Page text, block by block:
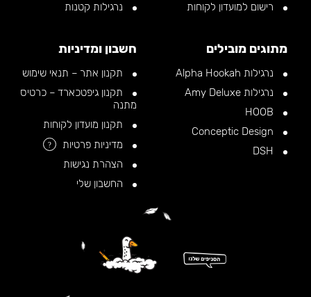
רישום למועדון לקוחות
נרגילות קטנות
מתוגים מובילים
נרגילות Alpha Hookah
נרגילות Amy Deluxe
חשבון ומדיניות
תקנון אתר – תנאי שימוש
תקנון גיפטכארד – כרטיס
מתנה
תקנון מועדון לקוחות
מדיניות פרטיות
?
הצהרת נגישות
החשבון שלי